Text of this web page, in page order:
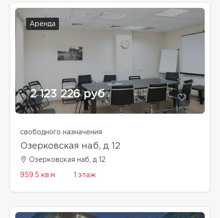
Аренда
2 123 226 руб
свободного назначения
Озерковская наб, д 12
Озерковская наб, д 12
959.5 кв.м. 1 этаж